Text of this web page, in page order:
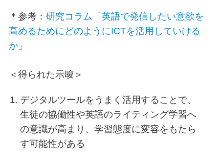
＊参考： 研究コラム「英語で発信したい意欲を
高めるためにどのようにICTを活用していける
か」
＜得られた示唆＞
デジタルツールをうまく活用することで、
生徒の協働性や英語のライティング学習へ
の意識が高まり、学習態度に変容をもたら
す可能性がある